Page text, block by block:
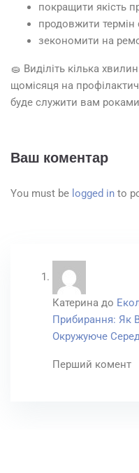
покращити якість
продовжити термін
зекономити на
🧽 Виділіть кілька
щомісяця на
буде служити вам
Ваш коментар
You must be logged in to
Катерина до
Прибирання: Як
Окружуюче
Перший комент